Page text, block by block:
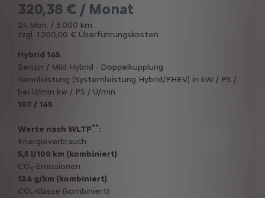
320,38 € / Monat
24 Mon. / 5.000 km
zzgl. 1.200,00 € Überführungskosten
Hybrid 145
Benzin / Mild-Hybrid - Doppelkupplung
Nennleistung (Systemleistung Hybrid/PHEV) in kW / PS /
bei U/min kw / PS / U/min
107 / 145
Werte nach WLTP**:
Energieverbrauch
5,5 l/100 km (kombiniert)
CO₂-Emissionen
124 g/km (kombiniert)
CO₂-Klasse (kombiniert)